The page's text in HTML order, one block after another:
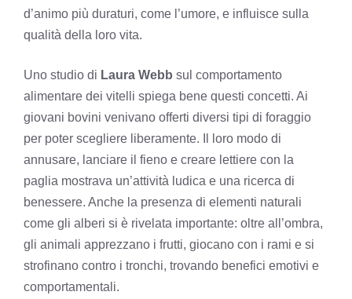
d’animo più duraturi, come l’umore, e influisce sulla
qualità della loro vita.
Uno studio di Laura Webb sul comportamento
alimentare dei vitelli spiega bene questi concetti. Ai
giovani bovini venivano offerti diversi tipi di foraggio
per poter scegliere liberamente. Il loro modo di
annusare, lanciare il fieno e creare lettiere con la
paglia mostrava un’attività ludica e una ricerca di
benessere. Anche la presenza di elementi naturali
come gli alberi si è rivelata importante: oltre all’ombra,
gli animali apprezzano i frutti, giocano con i rami e si
strofinano contro i tronchi, trovando benefici emotivi e
comportamentali.